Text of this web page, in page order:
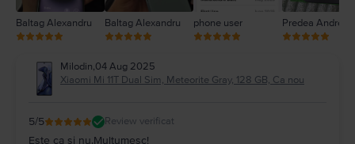
Baltag Alexandru Baltag Alexandru phone user Predea Andreea
Milodin,04 Aug 2025
Xiaomi Mi 11T Dual Sim, Meteorite Gray, 128 GB, Ca nou
5/5 Review verificat
Este ca si nu.Multumesc!